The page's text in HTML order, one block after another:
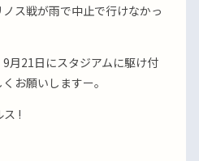
ス戦が雨で中止で行けなかっ
月21日にスタジアムに駆け付
お願いしますー。
!